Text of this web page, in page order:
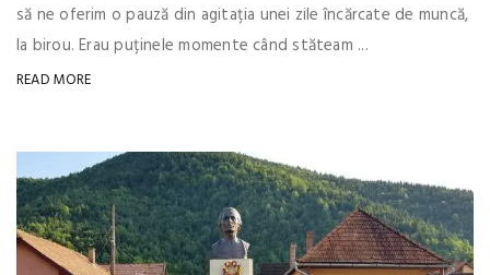
să ne oferim o pauză din agitația unei zile încărcate de muncă,
la birou. Erau puținele momente când stăteam ...
READ MORE